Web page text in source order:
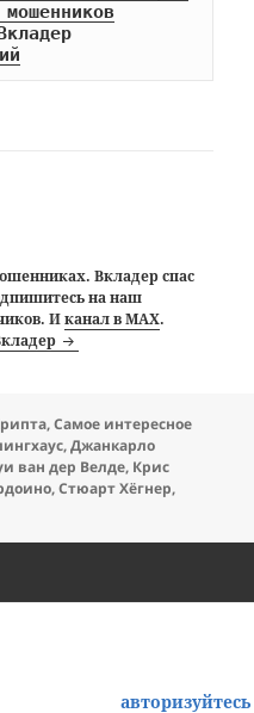
Вкладер спас
на наш
Иканал в MAX.
,Самое интересное
,Джанкарло
ван дер Велде, Крис
,Стюарт Хёгнер,
авторизуйтесь